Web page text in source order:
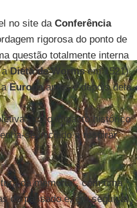
no site da Conferência
rigorosa do ponto de
questão totalmente interna
aDieta de Wormsem 1521)
aEuropaantes e depois dela.
cujo impacto histórico
se iniciado a respirar
da memória", com uma
do passado e, em seguida,